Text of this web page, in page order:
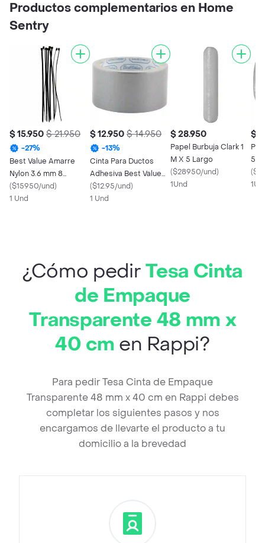
Productos complementarios en Home
Sentry
$ 15.950 $ 21.950
-27%
Best Value Amarre
Nylon 3.6 mm 8
Pulgadas 100
Unidades
($15950/und)
1 Und
$ 12.950 $ 14.950
-13%
Cinta Para Ductos
Adhesiva Best Value
Sku 47792. Sku
7453001159087
($12.95/und)
1 Und
$ 28.950
Papel Burbuja Clark 1
M X 5 Largo
($28950/und)
1Und
$
(
¿Cómo pedirTesa Cinta
de Empaque
Transparente 48 mm x
40 cm en Rappi?
Para pedir Tesa Cinta de Empaque
Transparente 48 mm x 40 cm en Rappi debes
completar los siguientes pasos y nos
encargamos de llevarte el producto a tu
domicilio a la brevedad